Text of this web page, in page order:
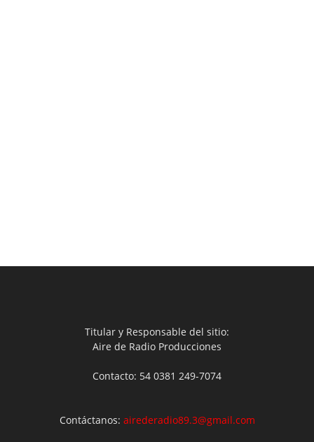
Titular y Responsable del sitio:
Aire de Radio Producciones
Contacto: 54 0381 249-7074
Contáctanos: airederadio89.3@gmail.com